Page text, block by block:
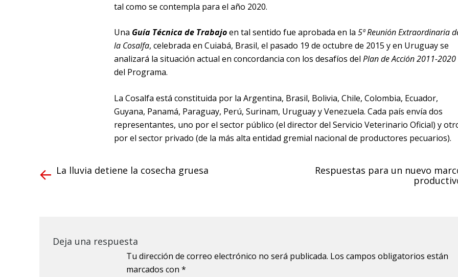
tal como se contempla para el año 2020.
Una Guía Técnica de Trabajo en tal sentido fue aprobada en la 5ª Reunión Extraordinaria
la Cosalfa, celebrada en Cuiabá, Brasil, el pasado 19 de octubre de 2015 y en Uruguay se
analizará la situación actual en concordancia con los desafíos del Plan de Acción 2011-2020
del Programa.
La Cosalfa está constituida por la Argentina, Brasil, Bolivia, Chile, Colombia, Ecuador,
Guyana, Panamá, Paraguay, Perú, Surinam, Uruguay y Venezuela. Cada país envía dos
representantes, uno por el sector público (el director del Servicio Veterinario Oficial) y
por el sector privado (de la más alta entidad gremial nacional de productores pecuarios).
La lluvia detiene la cosecha gruesa
Respuestas para un nuevo
Deja una respuesta
Tu dirección de correo electrónico no será publicada. Los campos obligatorios están
marcados con *